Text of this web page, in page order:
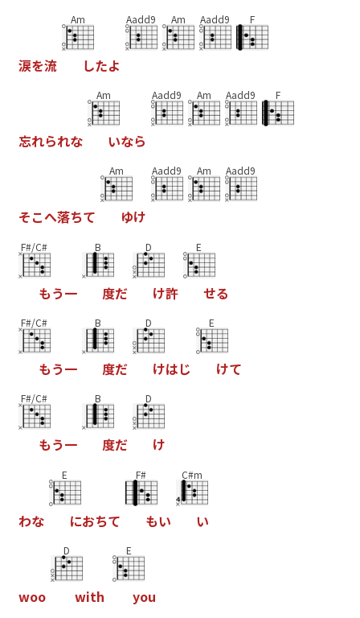
涙を流
Am
したよ
Aadd9 Am Aadd9 F
忘れられな
Am
いなら
Aadd9 Am Aadd9 F
そこへ落ちて
Am
ゆけ
Aadd9 Am Aadd9
F#/C#
もう一
B
度だ
D
け許
E
せる
F#/C#
もう一
B
度だ
D
けはじ
E
けて
F#/C#
もう一
B
度だ
D
け
わな
E
におちて
F#
もい
C#m
い
woo
D
with
E
you